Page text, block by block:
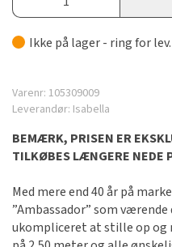
Ikke på lager - ring for lev.
Varenr: 105309009
Leverandør: Isabella
BEMÆRK, PRISEN ER
TILKØBES LÆNGERE NEDE
Med mere end 40 år på
”Ambassador” som
ukompliceret at stille op og